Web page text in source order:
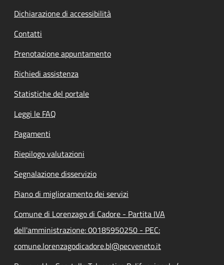
Dichiarazione di accessibilità
Contatti
Prenotazione appuntamento
Richiedi assistenza
Statistiche del portale
Leggi le FAQ
Pagamenti
Riepilogo valutazioni
Segnalazione disservizio
Piano di miglioramento dei servizi
Comune di Lorenzago di Cadore - Partita IVA
dell'amministrazione: 00185950250 - PEC:
comune.lorenzagodicadore.bl@pecveneto.it